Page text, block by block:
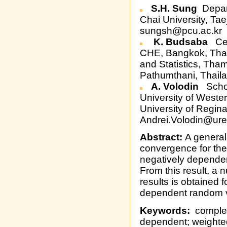
S.H. Sung
Chai University,
sungsh@pcu.ac.kr
K. Budsaba
CHE, Bangkok,
and Statistics,
Pathumthani,
A. Volodin
University of
University of
Abstract: A
convergence for
negatively
From this result, a
results is obtained
dependent random
Keywords:
dependent;